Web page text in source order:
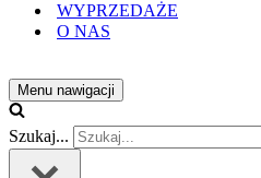
WYPRZEDAŻE
O NAS
Menu nawigacji
Szukaj...